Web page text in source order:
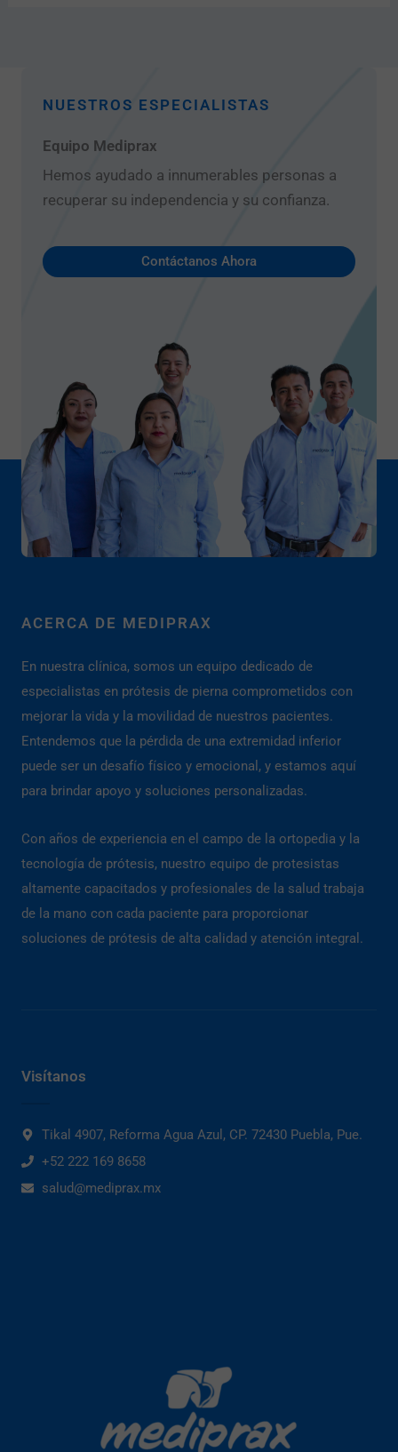
NUESTROS ESPECIALISTAS
Equipo Mediprax
Hemos ayudado a innumerables personas a
recuperar su independencia y su confianza.
Contáctanos Ahora
ACERCA DE MEDIPRAX
En nuestra clínica, somos un equipo dedicado de
especialistas en prótesis de pierna comprometidos con
mejorar la vida y la movilidad de nuestros pacientes.
Entendemos que la pérdida de una extremidad inferior
puede ser un desafío físico y emocional, y estamos aquí
para brindar apoyo y soluciones personalizadas.
Con años de experiencia en el campo de la ortopedia y la
tecnología de prótesis, nuestro equipo de protesistas
altamente capacitados y profesionales de la salud trabaja
de la mano con cada paciente para proporcionar
soluciones de prótesis de alta calidad y atención integral.
Visítanos
Tikal 4907, Reforma Agua Azul, CP. 72430 Puebla, Pue.
+52 222 169 8658
salud@mediprax.mx